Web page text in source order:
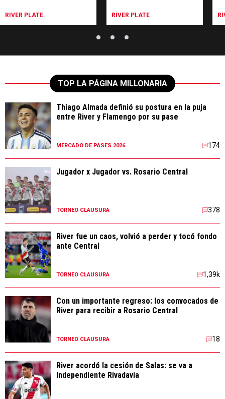
RIVER PLATE RIVER PLATE
TOP LA PÁGINA MILLONARIA
Thiago Almada definió su postura en la puja
entre River y Flamengo por su pase
MERCADO DE PASES 2026 174
Jugador x Jugador vs. Rosario Central
TORNEO CLAUSURA 378
River fue un caos, volvió a perder y tocó fondo
ante Central
TORNEO CLAUSURA 1,39k
Con un importante regreso: los convocados de
River para recibir a Rosario Central
TORNEO CLAUSURA 18
River acordó la cesión de Salas: se va a
Independiente Rivadavia